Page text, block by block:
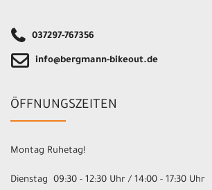
037297-767356
info@bergmann-bikeout.de
ÖFFNUNGSZEITEN
Montag Ruhetag!
Dienstag 09:30 - 12:30 Uhr / 14:00 - 17:30 Uhr